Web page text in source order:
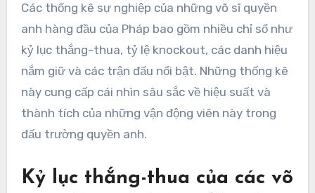
Các thống kê sự nghiệp của những võ sĩ quyền
anh hàng đầu của Pháp bao gồm nhiều chỉ số như
kỷ lục thắng-thua, tỷ lệ knockout, các danh hiệu
nắm giữ và các trận đấu nổi bật. Những thống kê
này cung cấp cái nhìn sâu sắc về hiệu suất và
thành tích của những vận động viên này trong
đấu trường quyền anh.
Kỷ lục thắng-thua của các võ